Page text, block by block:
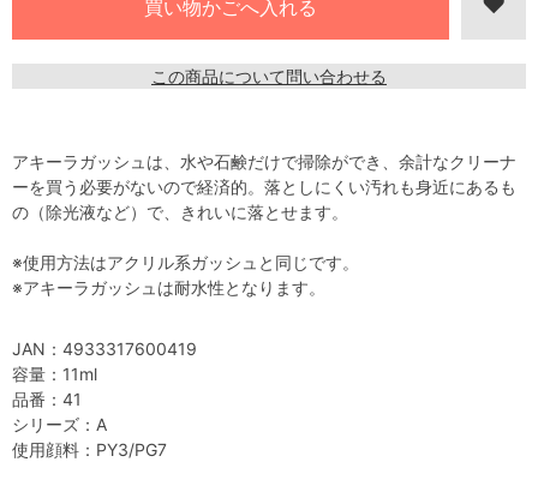
この商品について問い合わせる
アキーラガッシュは、水や石鹸だけで掃除ができ、余計なクリーナ
ーを買う必要がないので経済的。落としにくい汚れも身近にあるも
の（除光液など）で、きれいに落とせます。
※使用方法はアクリル系ガッシュと同じです。
※アキーラガッシュは耐水性となります。
JAN：4933317600419
容量：11ml
品番：41
シリーズ：A
使用顔料：PY3/PG7